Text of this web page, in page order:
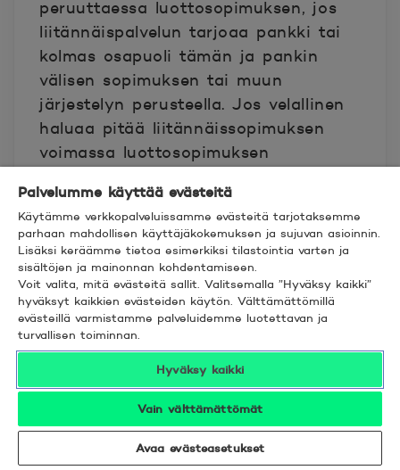
peruuttaessa luottosopimuksen, jos
liitännäispalvelun tarjoaa pankki tai
kolmas osapuoli tämän ja pankin
välisen sopimuksen tai muun
järjestelyn perusteella. Jos velallinen
haluaa pitää liitännäissopimuksen
voimassa luottosopimuksen
on ilmoitettava tästä pankille 30
päivän kuluessa
peruuttamisilmoituksen
lähettämisestä.
8. Velan ennenaikainen
takaisinmaksu
8.1 Velallisen oikeus maksaa
luotto ennenaikaisesti takaisin
Velallisella on oikeus maksaa luotto
Palvelumme käyttää evästeitä
Käytämme verkkopalveluissamme evästeitä tarjotaksemme
parhaan mahdollisen käyttäjäkokemuksen ja sujuvan asioinnin.
Lisäksi keräämme tietoa esimerkiksi tilastointia varten ja
sisältöjen ja mainonnan kohdentamiseen.
Voit valita, mitä evästeitä sallit. Valitsemalla ”Hyväksy kaikki”
hyväksyt kaikkien evästeiden käytön. Välttämättömillä
evästeillä varmistamme palveluidemme luotettavan ja
turvallisen toiminnan.
Hyväksy kaikki
Vain välttämättömät
Avaa evästeasetukset